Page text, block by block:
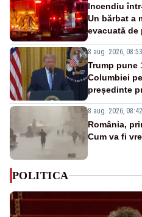
Incendiu
Un bărbat a
evacuată de
8 aug. 2026, 08:53
Trump pune
Columbiei
președinte
8 aug. 2026, 08:42
România,
Cum va fi
POLITICA